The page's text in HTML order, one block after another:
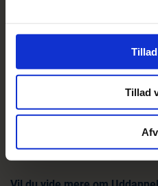
Tillad
Mariagerfjord Kommune
Korsgade 2